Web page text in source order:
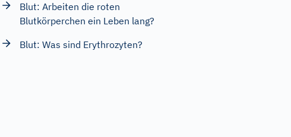
Blut: Arbeiten die roten
Blutkörperchen ein Leben lang?
Blut: Was sind Erythrozyten?